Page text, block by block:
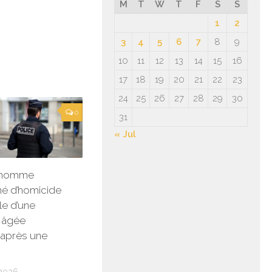
0
d’homicide
d’une
une
M T W T F S
S
1
2
3
4 5 6 7 8
9
10
11 12 13 14 15
16
17
18 19 20 21 22
23
24
25 26 27 28 29
30
31
« Jul